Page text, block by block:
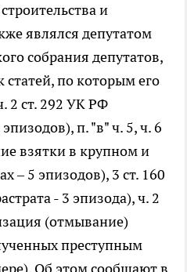
и
являлся депутатом
собрания депутатов,
по которым его
2 ст. 292 УК РФ
п. "в" ч. 5, ч. 6
взятки в крупном и
– 5 эпизодов), 3 ст. 160
- 3 эпизода), ч. 2
(отмывание)
преступным